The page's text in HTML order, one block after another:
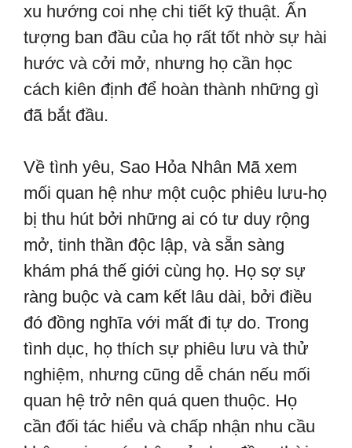
xu hướng coi nhẹ chi tiết kỹ thuật. Ấn
tượng ban đầu của họ rất tốt nhờ sự hài
hước và cởi mở, nhưng họ cần học
cách kiên định để hoàn thành những gì
đã bắt đầu.
Về tình yêu, Sao Hỏa Nhân Mã xem
mối quan hệ như một cuộc phiêu lưu-họ
bị thu hút bởi những ai có tư duy rộng
mở, tinh thần độc lập, và sẵn sàng
khám phá thế giới cùng họ. Họ sợ sự
ràng buộc và cam kết lâu dài, bởi điều
đó đồng nghĩa với mất đi tự do. Trong
tình dục, họ thích sự phiêu lưu và thử
nghiệm, nhưng cũng dễ chán nếu mối
quan hệ trở nên quá quen thuộc. Họ
cần đối tác hiểu và chấp nhận nhu cầu